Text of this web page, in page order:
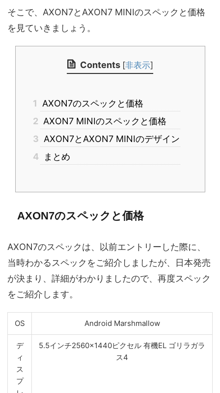
そこで、AXON7とAXON7 MINIのスペックと価格
を見ていきましょう。
Contents [非表示]
1 AXON7のスペックと価格
2 AXON7 MINIのスペックと価格
3 AXON7とAXON7 MINIのデザイン
4
まとめ
AXON7のスペックと価格
AXON7のスペックは、以前エントリーした際に、
当時わかるスペックをご紹介しましたが、日本発売
が決まり、詳細がわかりましたので、再度スペック
をご紹介します。
OS Android Marshmallow
デ
ィ
ス
プ
5.5インチ2560×1440ピクセル 有機EL ゴリラガラ
ス4